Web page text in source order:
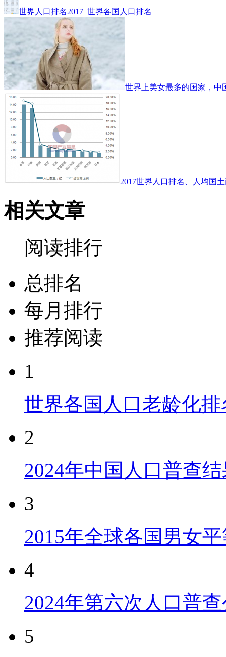
世界人口排名2017_世界各国人口排名
世界上美女最多的国家，中
2017世界人口排名、人均国
相关文章
阅读排行
总排名
每月排行
推荐阅读
1
世界各国人口老龄化
2
2024年中国人口普查
3
2015年全球各国男女
4
2024年第六次人口普
5